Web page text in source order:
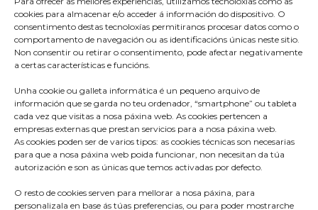
cookies para almacenar e/o acceder á información do dispositivo. O
consentimento destas tecnoloxías permitiranos procesar datos como o
comportamento de navegación ou as identificacións únicas neste sitio.
Non consentir ou retirar o consentimento, pode afectar negativamente
a certas características e funcións.
Unha cookie ou galleta informática é un pequeno arquivo de
información que se garda no teu ordenador, “smartphone” ou tableta
cada vez que visitas a nosa páxina web. As cookies pertencen a
empresas externas que prestan servicios para a nosa páxina web.
As cookies poden ser de varios tipos: as cookies técnicas son necesarias
para que a nosa páxina web poida funcionar, non necesitan da túa
autorización e son as únicas que temos activadas por defecto.
O resto de cookies serven para mellorar a nosa páxina, para
personalizala en base ás túas preferencias, ou para poder mostrarche
Praza do Concello s/n